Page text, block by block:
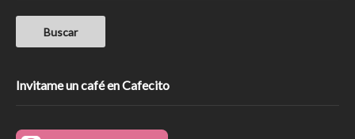
Invitame un café en Cafecito